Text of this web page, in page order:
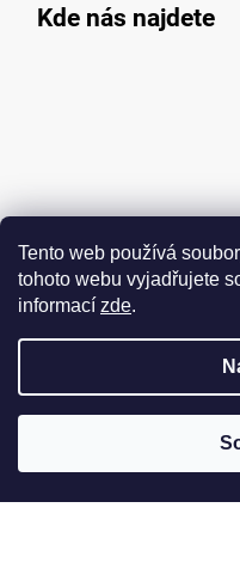
Tento web používá
tohoto webu vyjadřujete
informací zde.
Kde nás najdete